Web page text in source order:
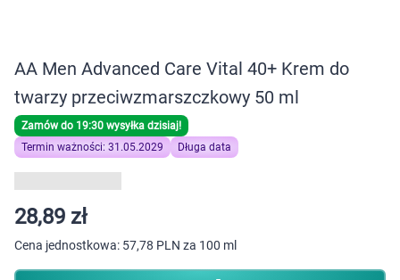
Zdrowie
Kobieta w ciąży i mama
Dziecko
Higiena
Kosmetyki
AA Men Advanced Care Vital 40+ Krem do
twarzy przeciwzmarszczkowy 50 ml
Zamów do 19:30 wysyłka dzisiaj!
Termin ważności: 31.05.2029
Długa data
28,89 zł
Cena jednostkowa: 57,78 PLN za 100 ml